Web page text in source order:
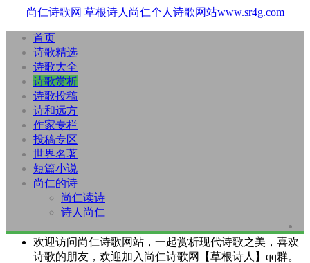
尚仁诗歌网 草根诗人尚仁个人诗歌网站www.sr4g.com
首页
诗歌精选
诗歌大全
诗歌赏析
诗歌投稿
诗和远方
作家专栏
投稿专区
世界名著
短篇小说
尚仁的诗
尚仁读诗
诗人尚仁
欢迎访问尚仁诗歌网站，一起赏析现代诗歌之美，喜欢
诗歌的朋友，欢迎加入尚仁诗歌网【草根诗人】qq群。